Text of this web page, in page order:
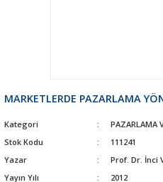
MARKETLERDE PAZARLAMA
Kategori
PAZARLAMA
Stok Kodu
111241
Yazar
Prof. Dr. İnci
Yayın Yılı
2012